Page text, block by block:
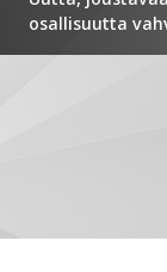
osallisuutta